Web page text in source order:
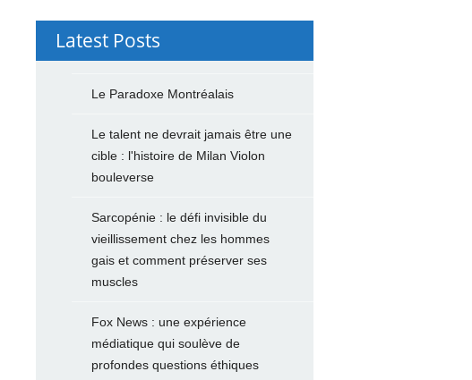
Latest Posts
Le Paradoxe Montréalais
Le talent ne devrait jamais être une
cible : l'histoire de Milan Violon
bouleverse
Sarcopénie : le défi invisible du
vieillissement chez les hommes
gais et comment préserver ses
muscles
Fox News : une expérience
médiatique qui soulève de
profondes questions éthiques